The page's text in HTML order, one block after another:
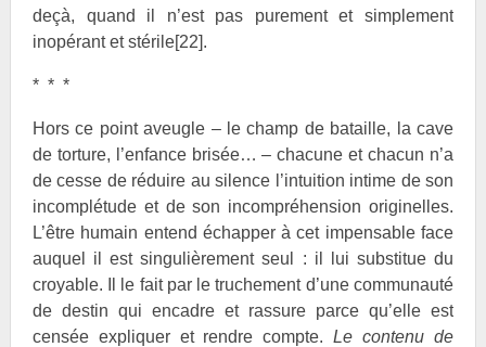
deçà, quand il n’est pas purement et simplement
inopérant et stérile[22].
* * *
Hors ce point aveugle – le champ de bataille, la cave
de torture, l’enfance brisée… – chacune et chacun n’a
de cesse de réduire au silence l’intuition intime de son
incomplétude et de son incompréhension originelles.
L’être humain entend échapper à cet impensable face
auquel il est singulièrement seul : il lui substitue du
croyable. Il le fait par le truchement d’une communauté
de destin qui encadre et rassure parce qu’elle est
censée expliquer et rendre compte. Le contenu de